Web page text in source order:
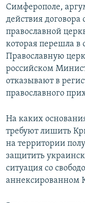
Симферополе,
действия
православной
которая перешла в
Православную
российском
отказывают в
православного
На каких
требуют лишить
на территории
защитить
ситуация со
аннексированном